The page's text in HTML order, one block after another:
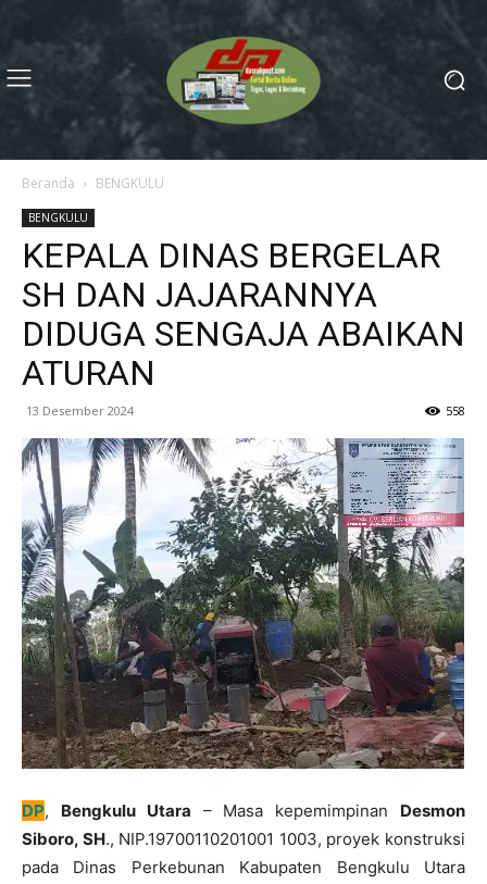
Beranda BENGKULU
BENGKULU
KEPALA DINAS BERGELAR
SH DAN JAJARANNYA
DIDUGA SENGAJA ABAIKAN
ATURAN
13 Desember 2024 558
DP, Bengkulu Utara – Masa kepemimpinan Desmon
Siboro, SH., NIP.19700110201001 1003, proyek konstruksi
pada Dinas Perkebunan Kabupaten Bengkulu Utara